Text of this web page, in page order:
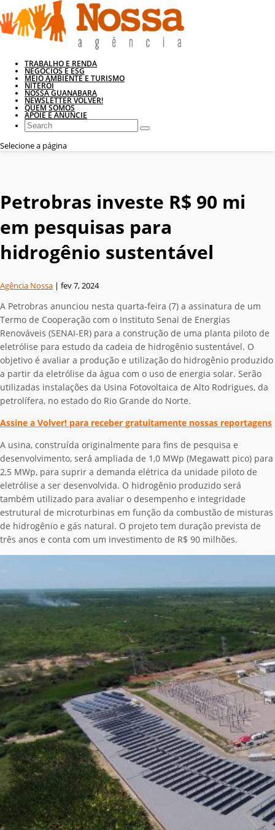
TRABALHO E RENDA
NEGÓCIOS E ESG
MEIO AMBIENTE E TURISMO
NITERÓI
NOSSA GUANABARA
NEWSLETTER VOLVER!
QUEM SOMOS
APOIE E ANUNCIE
Selecione a página
Petrobras investe R$ 90 mi
em pesquisas para
hidrogênio sustentável
Agência Nossa | fev 7, 2024
A Petrobras anunciou nesta quarta-feira (7) a assinatura de um
Termo de Cooperação com o Instituto Senai de Energias
Renováveis (SENAI-ER) para a construção de uma planta piloto de
eletrólise para estudo da cadeia de hidrogênio sustentável. O
objetivo é avaliar a produção e utilização do hidrogênio produzido
a partir da eletrólise da água com o uso de energia solar. Serão
utilizadas instalações da Usina Fotovoltaica de Alto Rodrigues, da
petrolífera, no estado do Rio Grande do Norte.
Assine a Volver! para receber gratuitamente nossas reportagens
A usina, construída originalmente para fins de pesquisa e
desenvolvimento, será ampliada de 1,0 MWp (Megawatt pico) para
2,5 MWp, para suprir a demanda elétrica da unidade piloto de
eletrólise a ser desenvolvida. O hidrogênio produzido será
também utilizado para avaliar o desempenho e integridade
estrutural de microturbinas em função da combustão de misturas
de hidrogênio e gás natural. O projeto tem duração prevista de
três anos e conta com um investimento de R$ 90 milhões.